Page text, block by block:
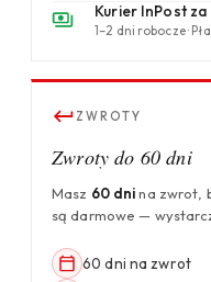
Kurier InPost
1–2 dni robocze ·
ZWROTY
Zwroty do 60 dni
Masz 60 dnina zwrot,
są darmowe —
60 dni na zwrot